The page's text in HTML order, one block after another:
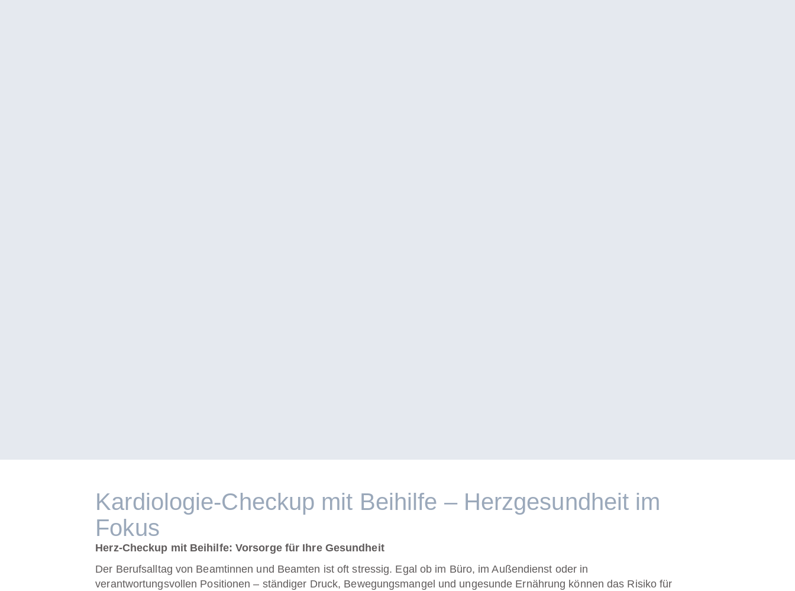
Kardiologie-Checkup mit Beihilfe – Herzgesundheit im
Fokus
Herz-Checkup mit Beihilfe: Vorsorge für Ihre Gesundheit
Der Berufsalltag von Beamtinnen und Beamten ist oft stressig. Egal ob im Büro, im Außendienst oder in
verantwortungsvollen Positionen – ständiger Druck, Bewegungsmangel und ungesunde Ernährung können das Risiko für